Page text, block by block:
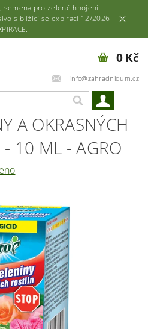
pro zelené hnojení.
s blížící se expirací 12/2026
info@zahradnidum.cz
0 Kč
A OKRASNÝCH
- 10 ML - AGRO